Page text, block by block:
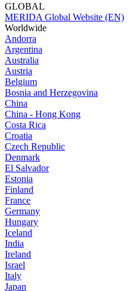
GLOBAL
MERIDA Global Website (EN)
Worldwide
Andorra
Argentina
Australia
Austria
Belgium
Bosnia and Herzegovina
China
China - Hong Kong
Costa Rica
Croatia
Czech Republic
Denmark
El Salvador
Estonia
Finland
France
Germany
Hungary
Iceland
India
Ireland
Israel
Italy
Japan